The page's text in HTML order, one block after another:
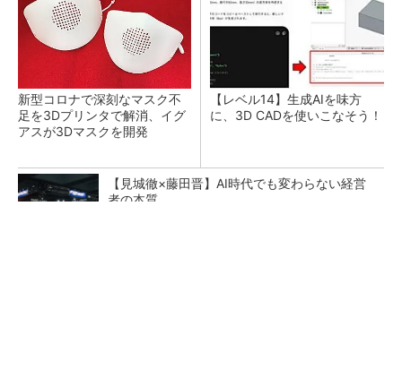
新型コロナで深刻なマスク不
足を3Dプリンタで解消、イグ
アスが3Dマスクを開発
【レベル14】生成AIを味方
に、3D CADを使いこなそう！
【見城徹×藤田晋】AI時代でも変わらない経営
者の本質